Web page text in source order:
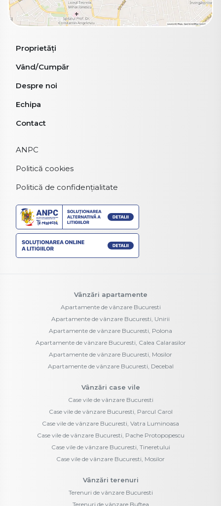
Proprietăți
Vând/Cumpăr
Despre noi
Echipa
Contact
ANPC
Politică cookies
Politică de confidențialitate
Vânzări apartamente
Apartamente de vânzare Bucuresti
Apartamente de vânzare Bucuresti, Unirii
Apartamente de vânzare Bucuresti, Polona
Apartamente de vânzare Bucuresti, Calea Calarasilor
Apartamente de vânzare Bucuresti, Mosilor
Apartamente de vânzare Bucuresti, Decebal
Vânzări case vile
Case vile de vânzare Bucuresti
Case vile de vânzare Bucuresti, Parcul Carol
Case vile de vânzare Bucuresti, Vatra Luminoasa
Case vile de vânzare Bucuresti, Pache Protopopescu
Case vile de vânzare Bucuresti, Tineretului
Case vile de vânzare Bucuresti, Mosilor
Vânzări terenuri
Terenuri de vânzare Bucuresti
Terenuri de vânzare Buftea